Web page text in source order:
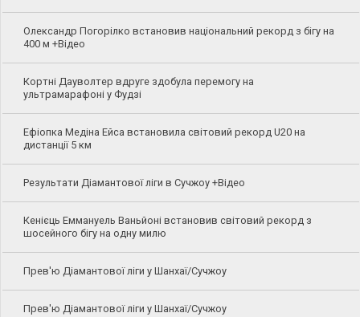
Олександр Погорілко встановив національний рекорд з бігу на
400 м +Відео
Кортні Дауволтер вдруге здобула перемогу на
ультрамарафоні у Фудзі
Ефіопка Медіна Ейса встановила світовий рекорд U20 на
дистанції 5 км
Результати Діамантової ліги в Сучжоу +Відео
Кенієць Еммануель Ваньйоні встановив світовий рекорд з
шосейного бігу на одну милю
Прев'ю Діамантової ліги у Шанхаї/Сучжоу
Прев'ю Діамантової ліги у Шанхаї/Сучжоу